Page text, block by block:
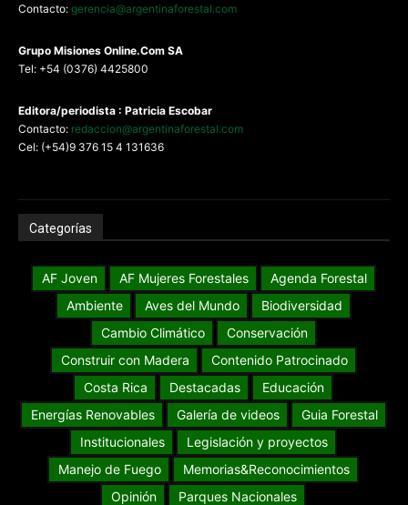
Contacto: gerencia@argentinaforestal.com
Grupo Misiones Online.Com SA
Tel: +54 (0376) 4425800
Editora/periodista : Patricia Escobar
Contacto: redaccion@argentinaforestal.com
Cel: (+54)9 376 15 4 131636
Categorías
AF Joven AF Mujeres Forestales
Agenda Forestal
Ambiente
Aves del Mundo
Biodiversidad
Cambio Climático
Conservación
Construir con Madera
Contenido Patrocinado
Costa Rica
Destacadas
Educación
Energías Renovables
Galería de videos
Guia Forestal
Institucionales
Legislación y proyectos
Manejo de Fuego
Memorias&Reconocimientos
Opinión
Parques Nacionales